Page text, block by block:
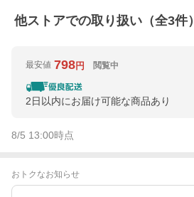
他ストアでの取り扱い（全3件）
最安値 798円 閲覧中
2日以内にお届け可能な商品あり
8/5 13:00時点
おトクなお知らせ